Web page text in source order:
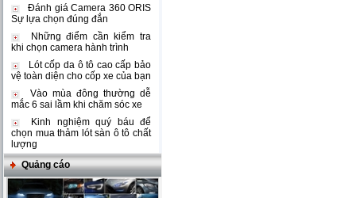
Đánh giá Camera 360 ORIS
Sự lựa chọn đúng đắn
Những điểm cần kiểm tra
khi chọn camera hành trình
Lót cốp da ô tô cao cấp bảo
vệ toàn diện cho cốp xe của bạn
Vào mùa đông thường dễ
mắc 6 sai lầm khi chăm sóc xe
Kinh nghiệm quý báu để
chọn mua thảm lót sàn ô tô chất
lượng
Quảng cáo